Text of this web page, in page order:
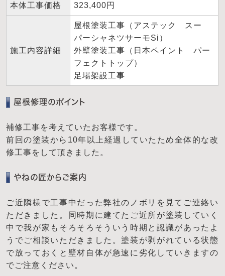
本体工事価格 323,400円
施工内容詳細
屋根塗装工事（アステック スー
パーシャネツサーモSi）
外壁塗装工事（日本ペイント パー
フェクトトップ）
足場架設工事
屋根修理のポイント
補修工事を考えていたお客様です。
前回の塗装から10年以上経過していたため全体的な改
修工事をして頂きました。
やねの匠からご案内
ご近隣様で工事中だった弊社のノボリを見てご連絡い
ただきました。同時期に建てたご近所が塗装していく
中で我が家もそろそろそういう時期と認識があったよ
うでご相談いただきました。塗装が剥がれている状態
で放っておくと壁材自体が急速に劣化していきますの
でご注意ください。